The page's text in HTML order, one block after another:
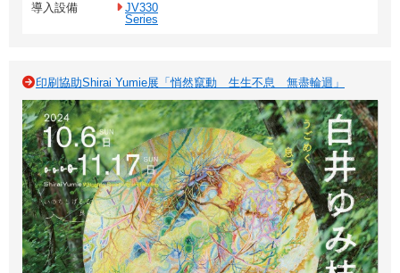
導入設備
JV330
Series
印刷協助Shirai Yumie展「悄然竄動 生生不息 無盡輪迴」